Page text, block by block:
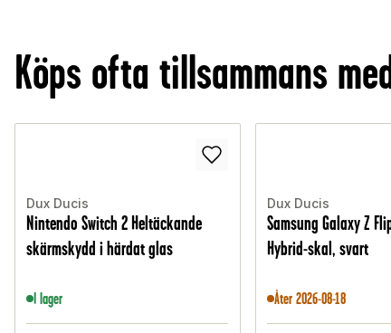
Köps ofta tillsammans
Dux Ducis
Nintendo Switch 2 Heltäckande
skärmskydd i härdat glas
I lager
Dux Ducis
Samsung Galaxy Z
Hybrid-skal, svart
Åter 2026-08-18